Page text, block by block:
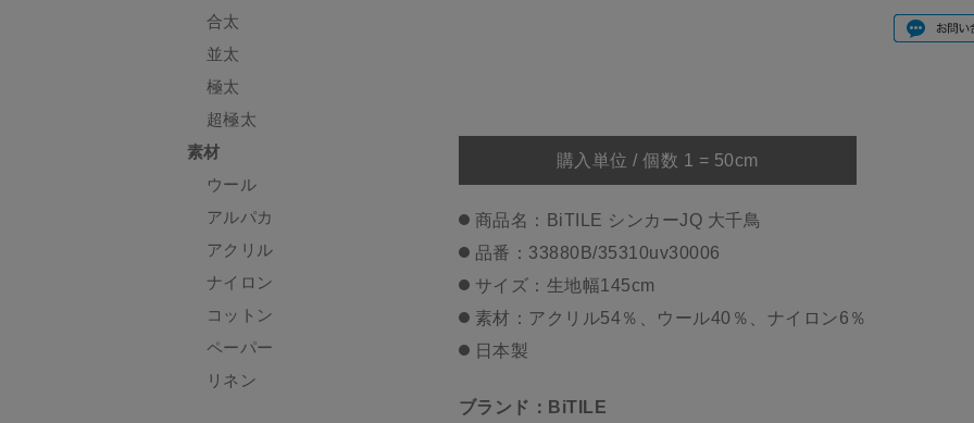
購入単位 / 個数 1 = 50cm
商品名：BiTILE シンカーJQ 大千鳥
品番：33880B/35310uv30006
サイズ：生地幅145cm
素材：アクリル54％、ウール40％、ナイロン6％
日本製
ブランド：BiTILE
合太
並太
極太
超極太
素材
ウール
アルパカ
アクリル
ナイロン
コットン
ペーパー
リネン